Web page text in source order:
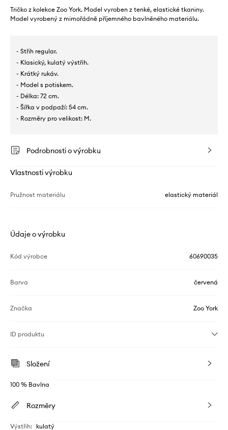
Tričko z kolekce Zoo York. Model vyroben z tenké, elastické tkaniny.
Model vyrobený z mimořádně příjemného bavlněného materiálu.
- Střih regular.
- Klasický, kulatý výstřih.
- Krátký rukáv.
- Model s potiskem.
- Délka: 72 cm.
- Šířka v podpaží: 54 cm.
- Rozměry pro velikost: M.
Podrobnosti o výrobku
Vlastnosti výrobku
Pružnost materiálu elastický materiál
Údaje o výrobku
Kód výrobce 60690035
Barva červená
Značka Zoo York
ID produktu
Složení
100 % Bavlna
Rozměry
Výstřih: kulatý